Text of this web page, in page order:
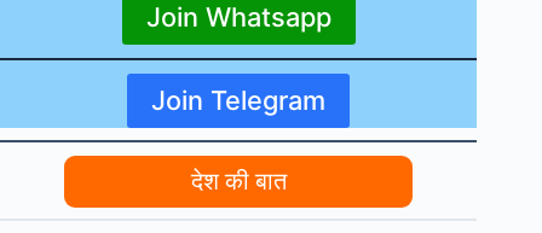
Join Whatsapp
Join Telegram
देश की बात